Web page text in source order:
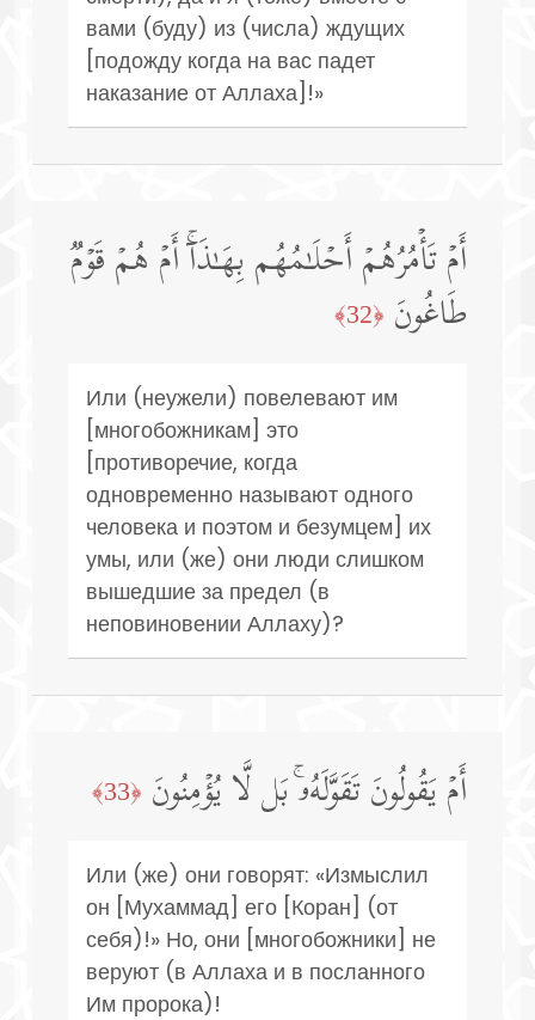
вами (буду) из (числа) ждущих
[подожду когда на вас падет
наказание от Аллаха]!»
أَمۡ تَأۡمُرُهُمۡ أَحۡلَـٰمُهُم بِهَـٰذَاۤۚ أَمۡ هُمۡ قَوۡمࣱ
طَاغُونَ ﴿32﴾
Или (неужели) повелевают им
[многобожникам] это
[противоречие, когда
одновременно называют одного
человека и поэтом и безумцем] их
умы, или (же) они люди слишком
вышедшие за предел (в
неповиновении Аллаху)?
أَمۡ یَقُولُونَ تَقَوَّلَهُۥۚ بَل لَّا یُؤۡمِنُونَ ﴿33﴾
Или (же) они говорят: «Измыслил
он [Мухаммад] его [Коран] (от
себя)!» Но, они [многобожники] не
веруют (в Аллаха и в посланного
Им пророка)!